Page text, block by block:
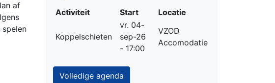
af
Activiteit Start Locatie
Koppelschieten
vr. 04-
sep-26
- 17:00
VZOD
Accomodatie
Volledige agenda